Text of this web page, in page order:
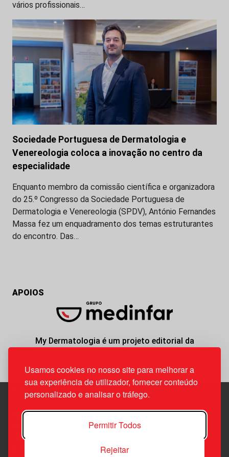
Usamos cookies no nosso site para melhorar a
sua experiência de utilizador, fornecer conteúdo
personalizado e analisar o tráfego.
Permitir Todos
Rejeitar
vários profissionais…
Sociedade Portuguesa de Dermatologia e
Venereologia coloca a inovação no centro da
especialidade
Enquanto membro da comissão científica e organizadora
do 25.º Congresso da Sociedade Portuguesa de
Dermatologia e Venereologia (SPDV), António Fernandes
Massa fez um enquadramento dos temas estruturantes
do encontro. Das…
APOIOS
My Dermatologia é um projeto editorial da
responsabilidade da News Farma, possível com o
Edif. Lisboa Oriente | Av. Infante D. Henrique, n.º 333H, esc.
1800-282 Lisboa | Portugal